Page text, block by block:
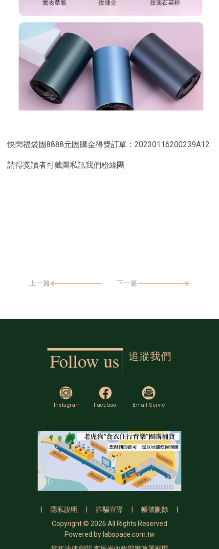
快閃福袋團8888元團購金得獎訂單：20230116200239A12
請得獎讀者可截圖私訊我們粉絲團
上一篇 下一篇
Follow us 追蹤我們
隱私說明 詐騙宣導 帳號刪除
Copyright © 2026 All Rights Reserved
Powered by labspace.com.tw